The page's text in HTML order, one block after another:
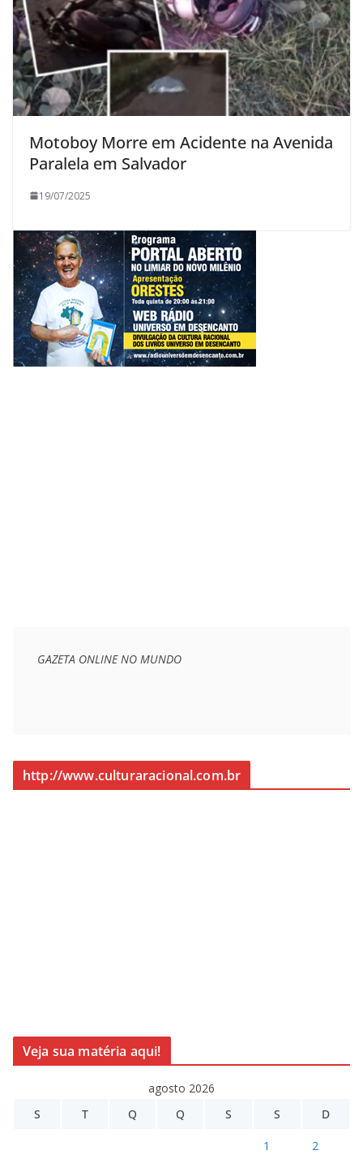
Motoboy Morre em Acidente na Avenida
Paralela em Salvador
19/07/2025
GAZETA ONLINE NO MUNDO
http://www.culturaracional.com.br
Veja sua matéria aqui!
agosto 2026
S
T Q Q S S D
1 2